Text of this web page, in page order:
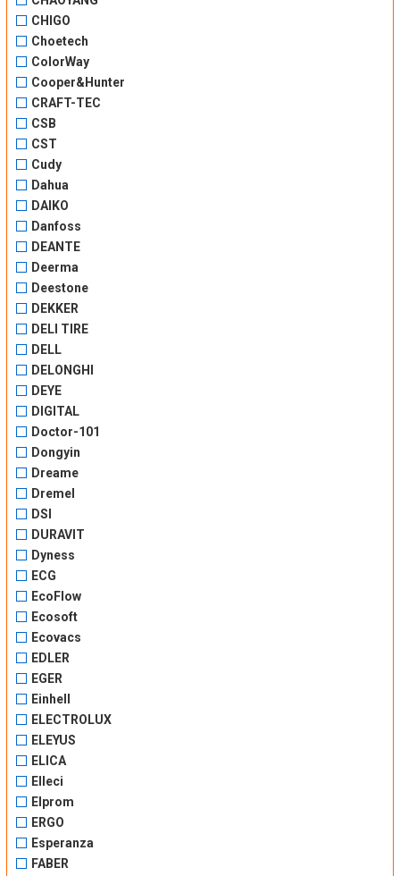
CHIGO
Choetech
ColorWay
Cooper&Hunter
CRAFT-TEC
CSB
CST
Cudy
Dahua
DAIKO
Danfoss
DEANTE
Deerma
Deestone
DEKKER
DELI TIRE
DELL
DELONGHI
DEYE
DIGITAL
Doctor-101
Dongyin
Dreame
Dremel
DSI
DURAVIT
Dyness
ECG
EcoFlow
Ecosoft
Ecovacs
EDLER
EGER
Einhell
ELECTROLUX
ELEYUS
ELICA
Elleci
Elprom
ERGO
Esperanza
FABER